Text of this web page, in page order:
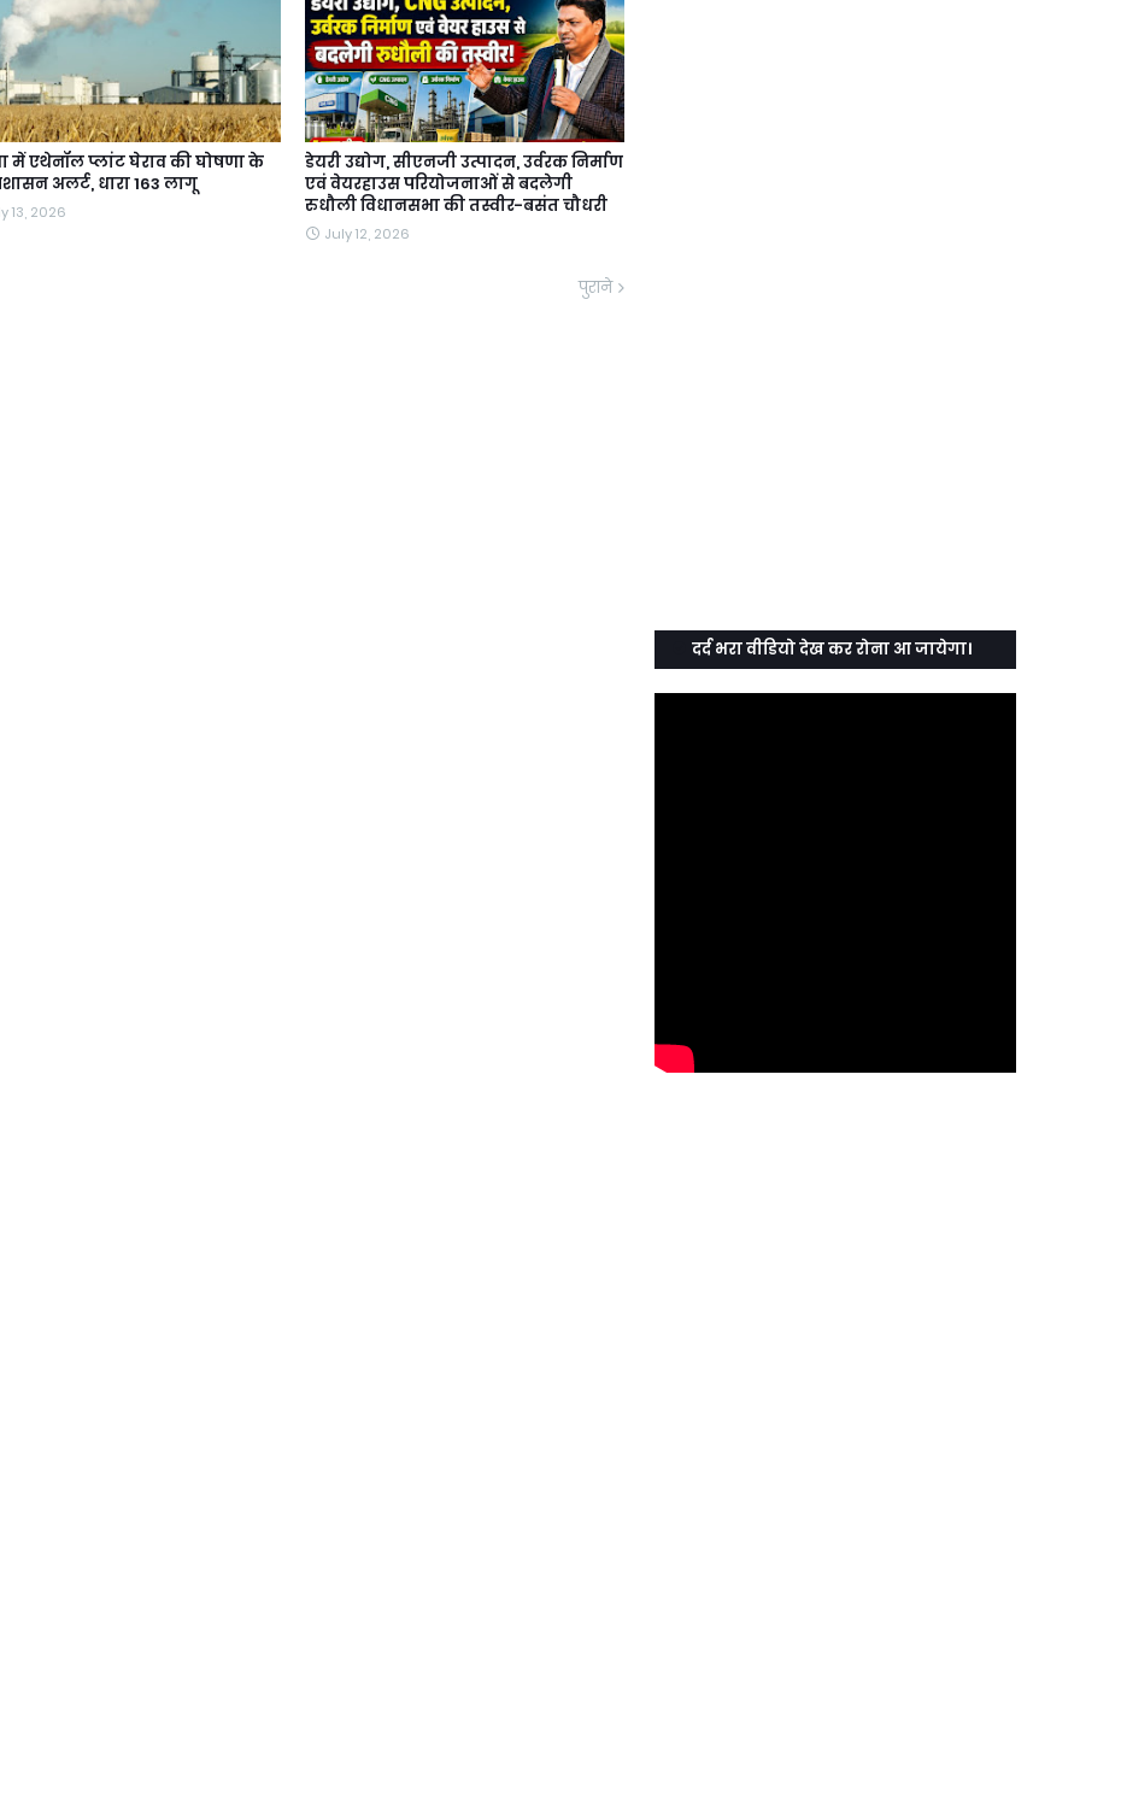
में एथेनॉल प्लांट घेराव की घोषणा के
अलर्ट, धारा 163 लागू
13, 2026
डेयरी उद्योग, सीएनजी उत्पादन, उर्वरक निर्माण
एवं वेयरहाउस परियोजनाओं से बदलेगी
रुधौली विधानसभा की तस्वीर-बसंत चौधरी
July 12, 2026
पुराने
दर्द भरा वीडियो देख कर रोना आ जायेगा।